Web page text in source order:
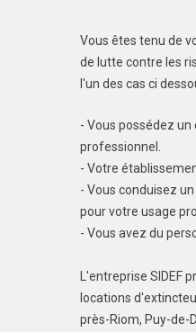
Vous êtes tenu de
de lutte contre les
l'un des cas ci
- Vous possédez
professionnel.
- Votre
- Vous conduisez
pour votre usage
- Vous avez du
L'entreprise SIDEF
locations
près-Riom, Puy-de-